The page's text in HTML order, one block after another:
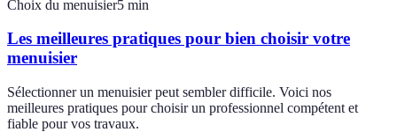
Choix du menuisier5 min
Les meilleures pratiques pour bien choisir votre
menuisier
Sélectionner un menuisier peut sembler difficile. Voici nos
meilleures pratiques pour choisir un professionnel compétent et
fiable pour vos travaux.